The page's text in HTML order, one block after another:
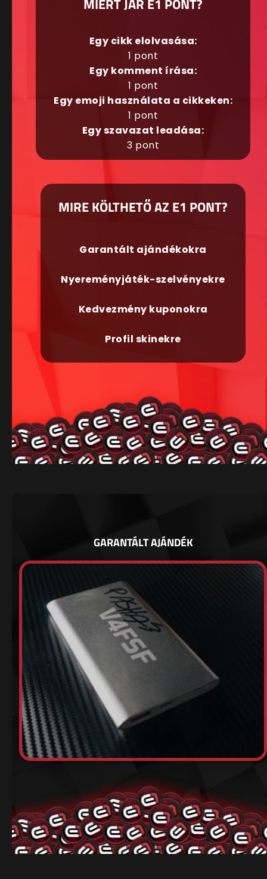
MIÉRT JÁR E1 PONT?
Egy cikk elolvasása:
1 pont
Egy komment írása:
1 pont
Egy emoji használata a cikkeken:
1 pont
Egy szavazat leadása:
3 pont
MIRE KÖLTHETŐ AZ E1 PONT?
Garantált ajándékokra
Nyereményjáték-szelvényekre
Kedvezmény kuponokra
Profil skinekre
GARANTÁLT AJÁNDÉK